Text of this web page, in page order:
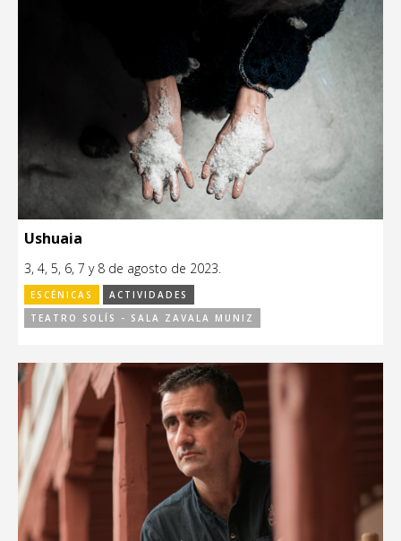
Ushuaia
3, 4, 5, 6, 7 y 8 de agosto de 2023.
ESCÉNICAS
ACTIVIDADES
TEATRO SOLÍS - SALA ZAVALA MUNIZ